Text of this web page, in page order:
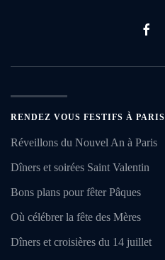
RENDEZ VOUS FESTIFS À PARIS
Réveillons du Nouvel An à Paris
Dîners et soirées Saint Valentin
Bons plans pour fêter Pâques
Où célébrer la fête des Mères
Dîners et croisières du 14 juillet